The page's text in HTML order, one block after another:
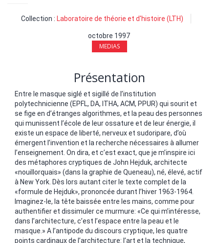
Collection : Laboratoire de théorie et d'histoire (LTH)
octobre 1997
MEDIAS
Présentation
Entre le masque siglé et sigillé de l’institution
polytechnicienne (EPFL, DA, ITHA, ACM, PPUR) qui sourit et
se fige en d’étranges algorithmes, et la peau des personnes
qui munissent l’école de leur ossature et de leur énergie, il
existe un espace de liberté, nerveux et sudoripare, d’où
émergent l’invention et la recherche nécessaires à allumer
l’enseignement. On dira, et c’est exact, que je m’inspire ici
des métaphores cryptiques de John Hejduk, architecte
«nouillorquais» (dans la graphie de Queneau), né, élevé, actif
à New York. Dès lors autant citer le texte complet de la
«formule de Hejduk», prononcée durant l’hiver 1963-1964.
Imaginez-le, la tête baissée entre les mains, comme pour
authentifier et dissimuler ce murmure: «Ce qui m’intéresse,
dans l’architecture, c’est l’espace entre la peau et le
masque.» A l’antipode du discours cryptique, les quatre
points cardinaux de l’architecture: l’art et la technique,